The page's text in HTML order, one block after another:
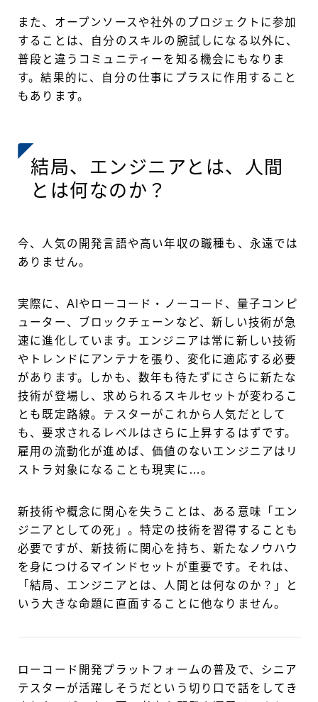
また、オープンソースや社外のプロジェクトに参加
することは、自分のスキルの腕試しになる以外に、
普段と違うコミュニティーを知る機会にもなりま
す。結果的に、自分の仕事にプラスに作用すること
もあります。
結局、エンジニアとは、人間
とは何なのか？
今、人気の開発言語や高い年収の職種も、永遠では
ありません。
実際に、AIやローコード・ノーコード、量子コンピ
ューター、ブロックチェーンなど、新しい技術が急
速に進化しています。エンジニアは常に新しい技術
やトレンドにアンテナを張り、変化に適応する必要
があります。しかも、数年も待たずにさらに新たな
技術が登場し、求められるスキルセットが変わるこ
とも既定路線。テスターがこれから人気だとして
も、要求されるレベルはさらに上昇するはずです。
雇用の流動化が進めば、価値のないエンジニアはリ
ストラ対象になることも現実に…。
新技術や概念に関心を失うことは、ある意味「エン
ジニアとしての死」。特定の技術を習得することも
必要ですが、新技術に関心を持ち、新たなノウハウ
を身につけるマインドセットが重要です。それは、
「結局、エンジニアとは、人間とは何なのか？」と
いう大きな命題に直面することに他なりません。
ローコード開発プラットフォームの普及で、シニア
テスターが活躍しそうだという切り口で話をしてき